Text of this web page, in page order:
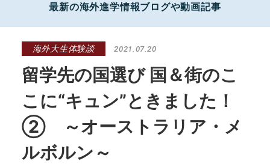
最新の海外進学情報ブログや動画記事
海外大生体験談 2021.07.20
留学先の国選び 国＆街のこ
こに“キュン”ときました！
② ～オーストラリア・メ
ルボルン～